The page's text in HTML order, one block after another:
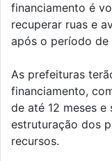
financiamento é
recuperar ruas e
após o período de
As prefeituras
financiamento,
de até 12 meses
estruturação dos
recursos.